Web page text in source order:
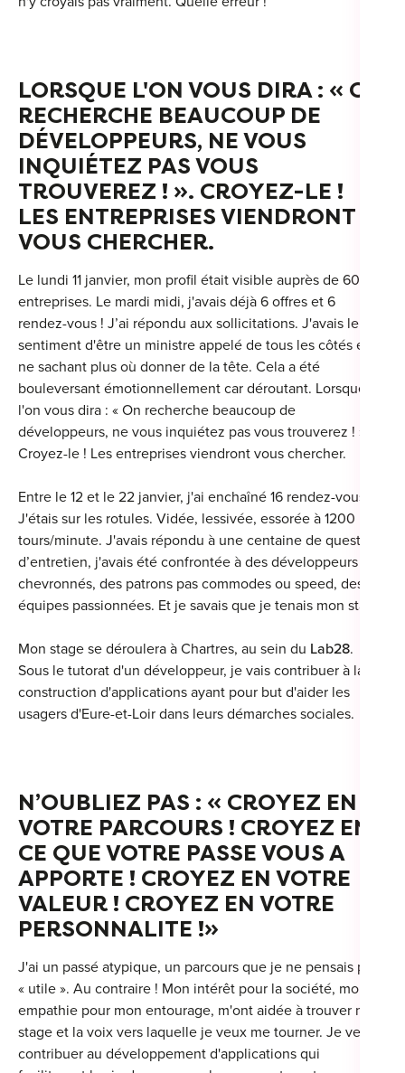
LORSQUE L'ON VOUS DIRA : « ON
RECHERCHE BEAUCOUP DE
DÉVELOPPEURS, NE VOUS
INQUIÉTEZ PAS VOUS
TROUVEREZ ! ». CROYEZ-LE !
LES ENTREPRISES VIENDRONT
VOUS CHERCHER.
Le lundi 11 janvier, mon profil était visible auprès de 600
entreprises. Le mardi midi, j'avais déjà 6 offres et 6
rendez-vous ! J’ai répondu aux sollicitations. J'avais le
sentiment d'être un ministre appelé de tous les côtés et
ne sachant plus où donner de la tête. Cela a été
bouleversant émotionnellement car déroutant. Lorsque
l'on vous dira : « On recherche beaucoup de
développeurs, ne vous inquiétez pas vous trouverez ! ».
Croyez-le ! Les entreprises viendront vous chercher.
Entre le 12 et le 22 janvier, j'ai enchaîné 16 rendez-vous !
J'étais sur les rotules. Vidée, lessivée, essorée à 1200
tours/minute. J'avais répondu à une centaine de questions
d’entretien, j'avais été confrontée à des développeurs
chevronnés, des patrons pas commodes ou speed, des
équipes passionnées. Et je savais que je tenais mon stage.
Mon stage se déroulera à Chartres, au sein du Lab28.
Sous le tutorat d'un développeur, je vais contribuer à la
construction d'applications ayant pour but d'aider les
usagers d'Eure-et-Loir dans leurs démarches sociales.
N’OUBLIEZ PAS : « CROYEZ EN
VOTRE PARCOURS ! CROYEZ EN
CE QUE VOTRE PASSE VOUS A
APPORTE ! CROYEZ EN VOTRE
VALEUR ! CROYEZ EN VOTRE
PERSONNALITE !»
J'ai un passé atypique, un parcours que je ne pensais pas
« utile ». Au contraire ! Mon intérêt pour la société, mon
empathie pour mon entourage, m'ont aidée à trouver mon
stage et la voix vers laquelle je veux me tourner. Je veux
contribuer au développement d'applications qui